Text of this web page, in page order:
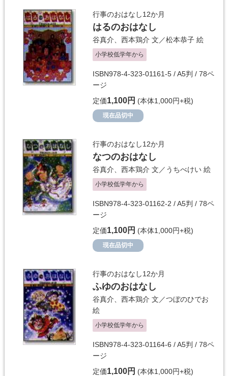
行事のおはなし12か月
はるのおはなし
谷真介 西本鶏介 文／松本恭子 絵
小学校低学年から
ISBN978-4-323-01161-5 / A5判 / 78ペ
ージ
定価1,100円 (本体1,000円+税)
現在品切中
行事のおはなし12か月
なつのおはなし
谷真介 西本鶏介 文／ うちべけい 絵
小学校低学年から
ISBN978-4-323-01162-2 / A5判 / 78ペ
ージ
定価1,100円 (本体1,000円+税)
現在品切中
行事のおはなし12か月
ふゆのおはなし
谷真介 西本鶏介 文／つぼのひでお
絵
小学校低学年から
ISBN978-4-323-01164-6 / A5判 / 78ペ
ージ
定価1,100円 (本体1,000円+税)